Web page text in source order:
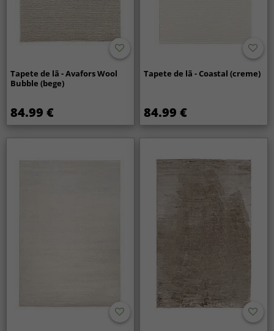
Tapete de lã - Avafors Wool
Bubble (bege)
84.99 €
Tapete de lã - Coastal (creme)
84.99 €